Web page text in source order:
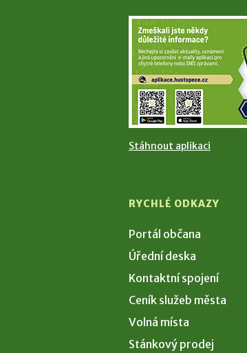
Stáhnout aplikaci
RYCHLÉ ODKAZY
Portál občana
Úřední deska
Kontaktní spojení
Ceník služeb města
Volná místa
Stánkový prodej